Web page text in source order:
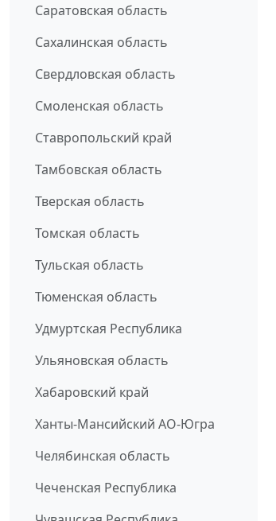
Саратовская область
Сахалинская область
Свердловская область
Смоленская область
Ставропольский край
Тамбовская область
Тверская область
Томская область
Тульская область
Тюменская область
Удмуртская Республика
Ульяновская область
Хабаровский край
Ханты-Мансийский АО-Югра
Челябинская область
Чеченская Республика